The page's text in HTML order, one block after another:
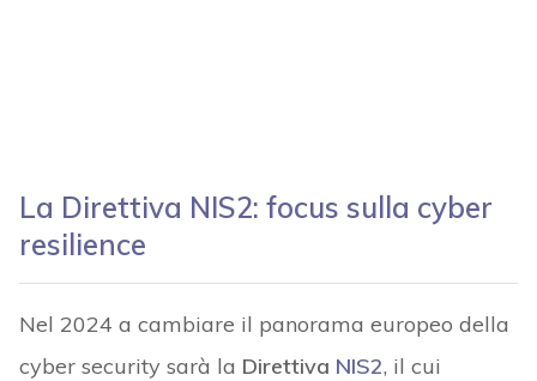
La Direttiva NIS2: focus sulla cyber
resilience
Nel 2024 a cambiare il panorama europeo della
cyber security sarà la Direttiva NIS2, il cui